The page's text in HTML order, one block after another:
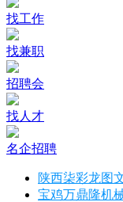
找工作
找兼职
招聘会
找人才
名企招聘
陕西柒彩龙图
宝鸡万鼎隆机